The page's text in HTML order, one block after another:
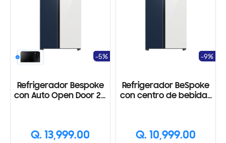
Refrigerador Bespoke
con Auto Open Door 28'
Q. 13,999.00
-5%
Refrigerador BeSpoke
con centro de bebidas
Q. 10,999.00
-9%